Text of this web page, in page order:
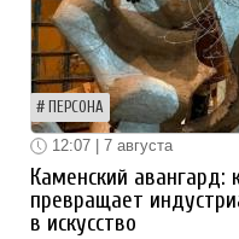
ПЕРСОНА
12:07 | 7 августа
Каменский авангард:
превращает
в искусство